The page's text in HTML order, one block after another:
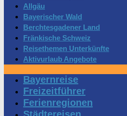
Allgäu
Bayerischer Wald
Berchtesgadener Land
Fränkische Schweiz
Reisethemen Unterkünfte
Aktivurlaub Angebote
Bayernreise
Freizeitführer
Ferienregionen